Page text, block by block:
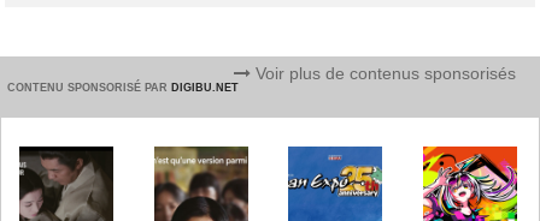
CONTENU SPONSORISÉ PAR DIGIBU.NET
Voir plus de contenus sponsorisés